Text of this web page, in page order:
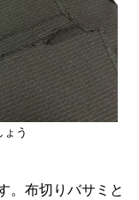
ょう
。布切りバサミと